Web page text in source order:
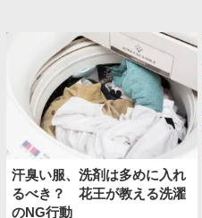
汗臭い服、洗剤は多めに入れ
るべき？ 花王が教える洗濯
のNG行動